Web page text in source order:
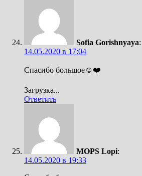
Sofia Gorishnyaya:
14.05.2020 в 17:04
Спасибо большое☺️❤️
Загрузка...
Ответить
MOPS Lopi:
14.05.2020 в 19:33